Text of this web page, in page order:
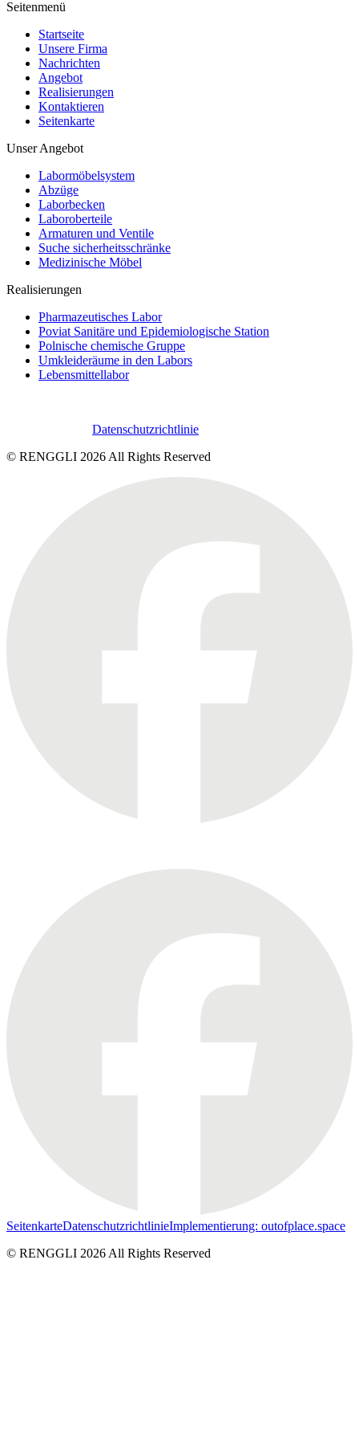
Seitenmenü
Startseite
Unsere Firma
Nachrichten
Angebot
Realisierungen
Kontaktieren
Seitenkarte
Unser Angebot
Labormöbelsystem
Abzüge
Laborbecken
Laboroberteile
Armaturen und Ventile
Suche sicherheitsschränke
Medizinische Möbel
Realisierungen
Pharmazeutisches Labor
Poviat Sanitäre und Epidemiologische Station
Polnische chemische Gruppe
Umkleideräume in den Labors
Lebensmittellabor
Datenschutzrichtlinie
© RENGGLI 2026 All Rights Reserved
SeitenkarteDatenschutzrichtlinieImplementierung: outofplace.space
© RENGGLI 2026 All Rights Reserved